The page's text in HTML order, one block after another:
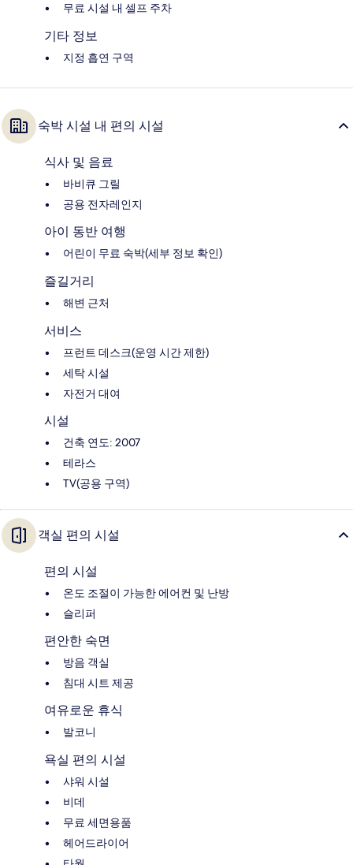
무료 시설 내 셀프 주차
기타 정보
지정 흡연 구역
숙박 시설 내 편의 시설
식사 및 음료
바비큐 그릴
공용 전자레인지
아이 동반 여행
어린이 무료 숙박(세부 정보 확인)
즐길거리
해변 근처
서비스
프런트 데스크(운영 시간 제한)
세탁 시설
자전거 대여
시설
건축 연도: 2007
테라스
TV(공용 구역)
객실 편의 시설
편의 시설
온도 조절이 가능한 에어컨 및 난방
슬리퍼
편안한 숙면
방음 객실
침대 시트 제공
여유로운 휴식
발코니
욕실 편의 시설
샤워 시설
비데
무료 세면용품
헤어드라이어